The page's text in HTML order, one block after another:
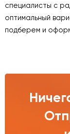
специалисты с
оптимальный
подберем и